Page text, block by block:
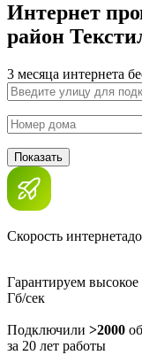
Интернет
район
3 месяца интернета
Показать
Скорость интернета
Гарантируем высокое
Гб/сек
Подключили >2000
за 20 лет работы